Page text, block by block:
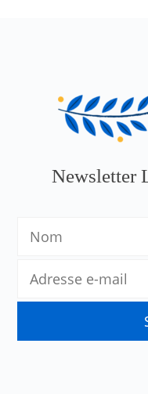
Newsletter